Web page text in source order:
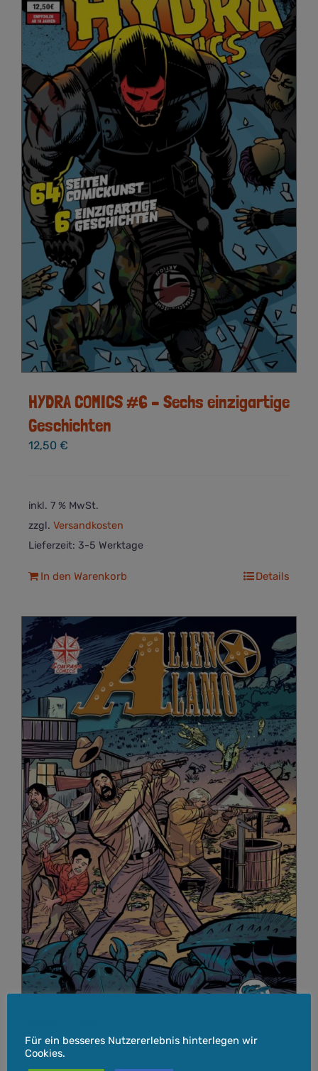
HYDRA COMICS #6 – Sechs einzigartige
Geschichten
12,50 €
inkl. 7 % MwSt.
zzgl. Versandkosten
Lieferzeit: 3-5 Werktage
In den Warenkorb Details
Graham Nolan’s: ALIEN ALAMO
Für ein besseres Nutzererlebnis hinterlegen wir
Cookies.